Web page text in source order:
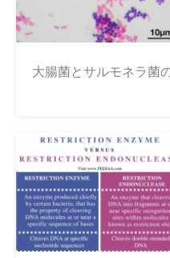
大腸菌とサルモネラ菌